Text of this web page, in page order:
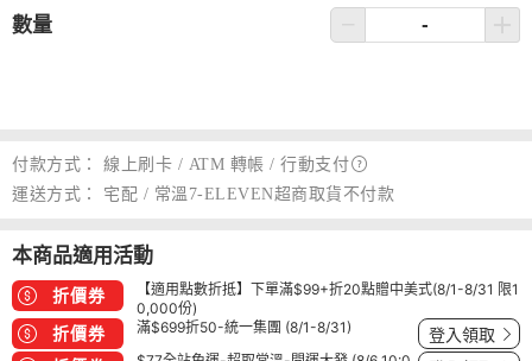
數量
付款方式： 線上刷卡 / ATM 轉帳 / 行動支付
運送方式：
宅配 / 常溫7-ELEVEN超商取貨不付款
本商品適用活動
折價券
【適用點數折抵】下單滿$99+折20點贈中美式(8/1-8/31 限1
0,000份)
折價券 滿$699折50-統一集團 (8/1-8/31) 登入領取